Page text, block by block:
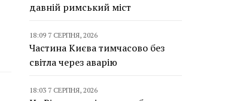
давній римський міст
18:09 7 СЕРПНЯ, 2026
Частина Києва тимчасово без
світла через аварію
18:03 7 СЕРПНЯ, 2026